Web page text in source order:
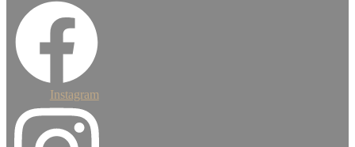
Instagram